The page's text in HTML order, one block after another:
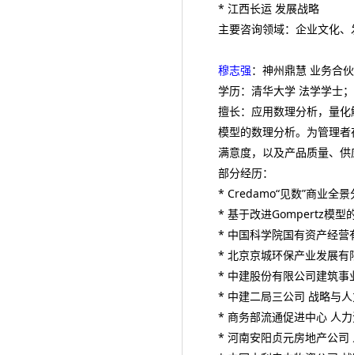
* 江西长运 发展战略
主要咨询领域：企业文化
穆志强：神州鼎慧 业务合
学历：清华大学 法学学士
擅长：应用数理分析，量
模型的数理分析。为管理
满意度，以及产品质量、
部分经历：
* Credamo“见数”商业全
* 基于改进Gompertz模型
* 中国科学院国有资产经营
* 北京京城环保产业发展有
* 中建股份有限公司建筑事
* 中建二局三公司 战略与
* 商务部流通促进中心 人
* 河南安阳贞元房地产公司